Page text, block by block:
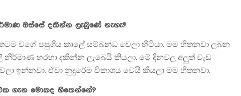
ඔස්සේ දකින්න ලැබුණේ නැහැ?
වගේ පසුගිය කාලේ සම්බන්ධ වෙලා හිටියා. මම හිතනවා ලබන
හරහා දකින්න ලැබෙයි කියලා. මේ දිනවල අලුත් වැඩ
ඉන්නවා. ඒවා නුදුරේම විකාශය වෙයි කියලා මම හිතනවා.
ගැන මොකද හිතෙන්නේ?